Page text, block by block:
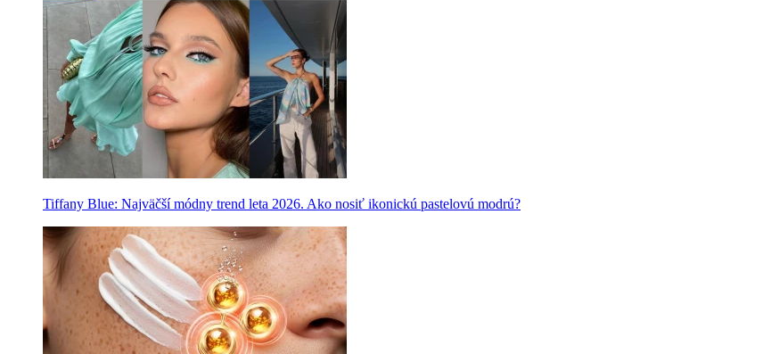
Tiffany Blue: Najväčší módny trend leta 2026. Ako nosiť ikonickú pastelovú modrú?